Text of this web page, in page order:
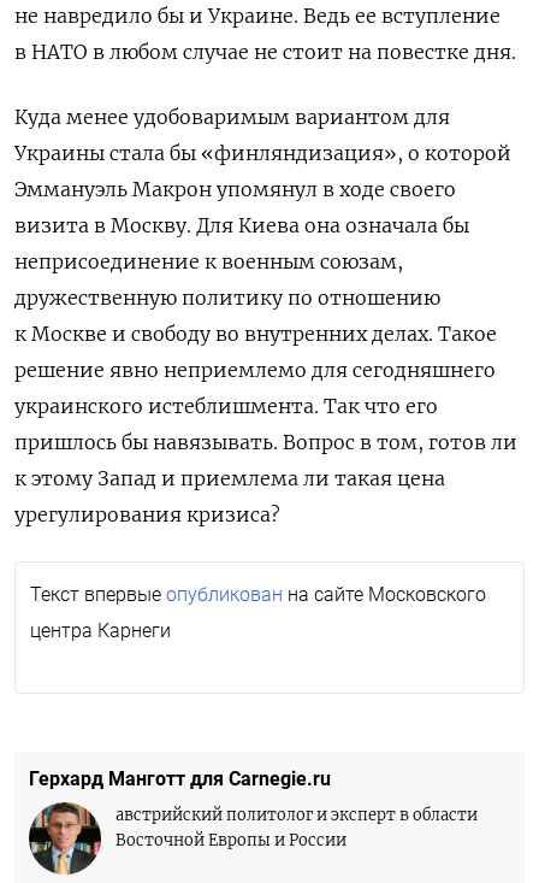
не навредило бы и Украине. Ведь ее вступление
в НАТО в любом случае не стоит на повестке дня.
Куда менее удобоваримым вариантом для
Украины стала бы «финляндизация», о которой
Эммануэль Макрон упомянул в ходе своего
визита в Москву. Для Киева она означала бы
неприсоединение к военным союзам,
дружественную политику по отношению
к Москве и свободу во внутренних делах. Такое
решение явно неприемлемо для сегодняшнего
украинского истеблишмента. Так что его
пришлось бы навязывать. Вопрос в том, готов ли
к этому Запад и приемлема ли такая цена
урегулирования кризиса?
Текст впервые опубликован на сайте Московского
центра Карнеги
Герхард Манготт для Carnegie.ru
австрийский политолог и эксперт в области
Восточной Европы и России